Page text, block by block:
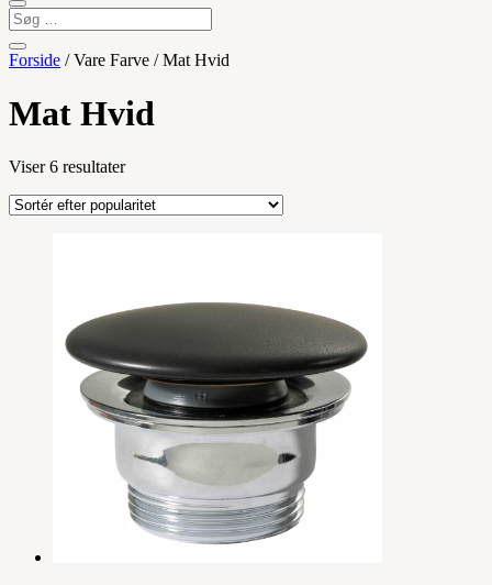
Forside / Vare Farve / Mat Hvid
Mat Hvid
Viser 6 resultaterSorteret
popularitet